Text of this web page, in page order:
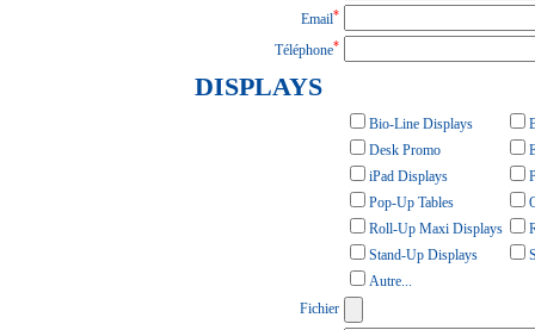
Email*
Téléphone*
DISPLAYS
Bio-Line Displays
Desk Promo
iPad Displays
Pop-Up Tables
Roll-Up Maxi Displays
Stand-Up Displays
Autre...
Fichier